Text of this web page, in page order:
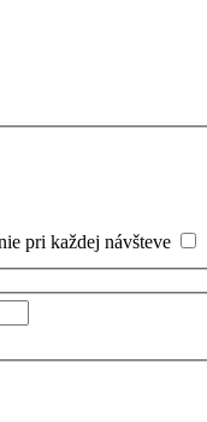
pri každej návšteve